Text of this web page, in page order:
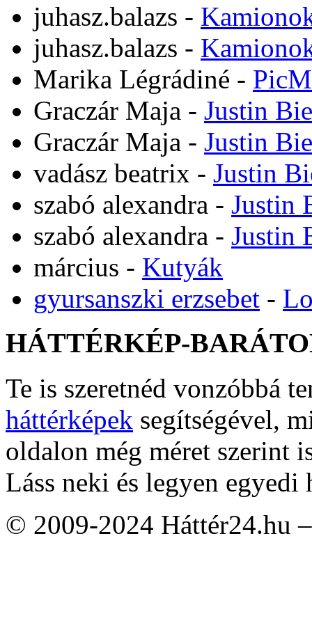
juhasz.balazs -
juhasz.balazs -
Marika Légrádiné -
Graczár Maja - Justin
Graczár Maja - Justin
vadász beatrix - Justin
szabó alexandra - Justin
szabó alexandra - Justin
március - Kutyák
gyursanszki erzsebet -
HÁTTÉRKÉP-
Te is szeretnéd vonzóbbá
háttérképek segítségével,
oldalon még méret szerint
Láss neki és legyen egyedi
© 2009-2024 Háttér24.hu